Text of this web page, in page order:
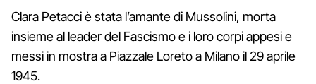
Clara Petacci è stata l’amante di Mussolini, morta
insieme al leader del Fascismo e i loro corpi appesi e
messi in mostra a Piazzale Loreto a Milano il 29 aprile
1945.